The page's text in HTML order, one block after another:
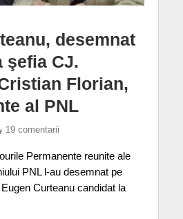
desemnat
şefia CJ.
Florian,
al PNL
19 comentarii
Permanente reunite ale
PNL l-au desemnat pe
Curteanu candidat la